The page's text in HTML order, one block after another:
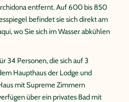
entfernt. Auf 600 bis 850
befindet sie sich direkt am
wo Sie sich im Wasser abkühlen
34 Personen, die sich auf 3
Haupthaus der Lodge und
mit Supreme Zimmern
über ein privates Bad mit